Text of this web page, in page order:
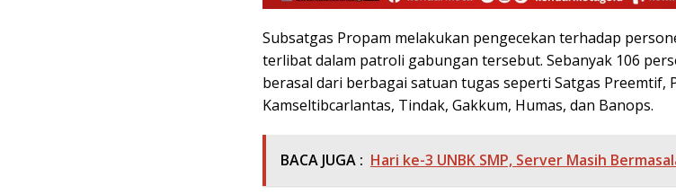
Subsatgas Propam melakukan pengecekan terhadap
terlibat dalam patroli gabungan tersebut. Sebanyak 106
berasal dari berbagai satuan tugas seperti Satgas Preemtif,
Kamseltibcarlantas, Tindak, Gakkum, Humas, dan Banops.
BACA JUGA : Hari ke-3 UNBK SMP, Server Masih